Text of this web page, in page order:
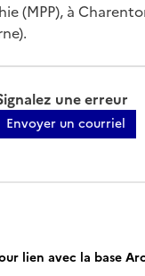
(MPP), à
une erreur
Envoyer un courriel
lien avec la base